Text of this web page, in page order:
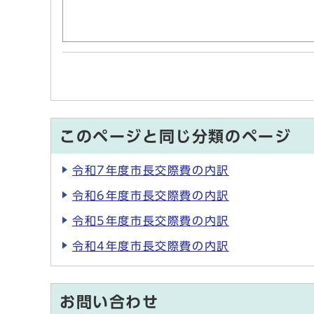
このページと同じ分類のページ
令和7年度市長交際費の内訳
令和6年度市長交際費の内訳
令和5年度市長交際費の内訳
令和4年度市長交際費の内訳
お問い合わせ